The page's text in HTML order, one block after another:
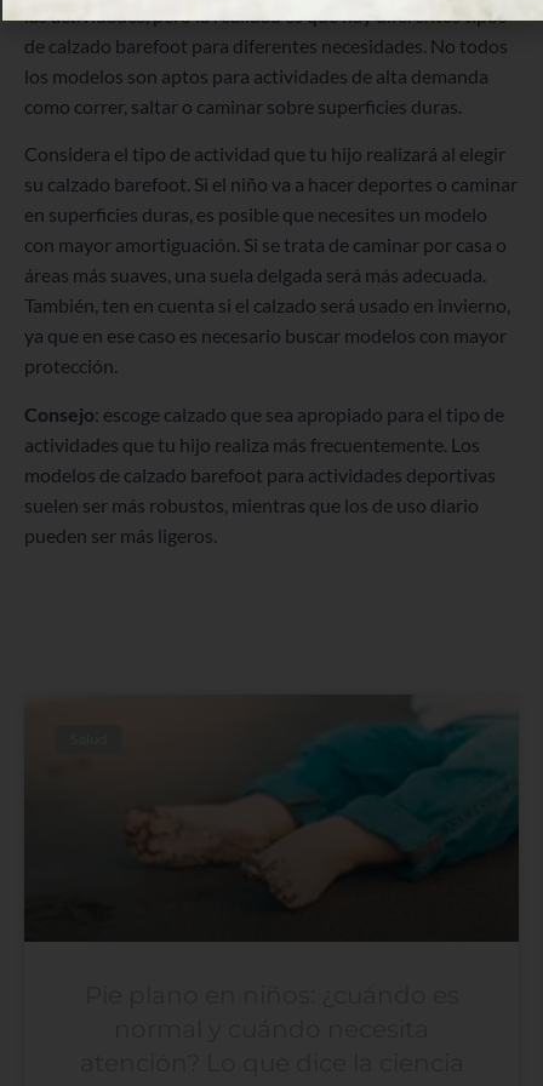
de calzado barefoot para diferentes necesidades. No todos
los modelos son aptos para actividades de alta demanda
como correr, saltar o caminar sobre superficies duras.
Considera el tipo de actividad que tu hijo realizará al elegir
su calzado barefoot. Si el niño va a hacer deportes o caminar
en superficies duras, es posible que necesites un modelo
con mayor amortiguación. Si se trata de caminar por casa o
áreas más suaves, una suela delgada será más adecuada.
También, ten en cuenta si el calzado será usado en invierno,
ya que en ese caso es necesario buscar modelos con mayor
protección.
Consejo: escoge calzado que sea apropiado para el tipo de
actividades que tu hijo realiza más frecuentemente. Los
modelos de calzado barefoot para actividades deportivas
suelen ser más robustos, mientras que los de uso diario
pueden ser más ligeros.